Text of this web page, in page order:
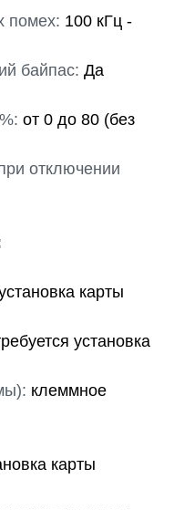
помех: 100 кГц -
байпас: Да
от 0 до 80 (без
отключении
карты
установка
клеммное
карты